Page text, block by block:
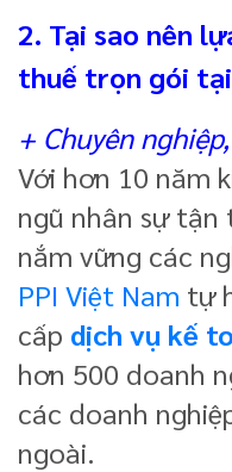
2. Tại sao nên
thuế trọn gói tại
+ Chuyên
Với hơn 10 năm
ngũ nhân sự tận
nắm vững các
PPI Việt Nam tự
cấp dịch vụ kế
hơn 500 doanh
các doanh
ngoài.